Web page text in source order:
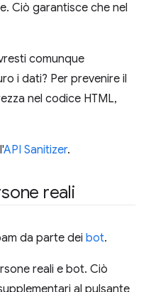
Ciò garantisce che nel
comunque
i dati? Per prevenire il
nel codice HTML,
API Sanitizer.
reali
da parte dei bot.
reali e bot. Ciò
al pulsante